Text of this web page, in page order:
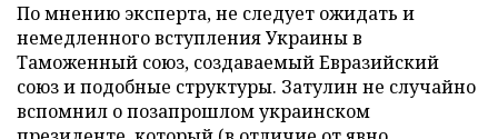
По мнению эксперта, не следует ожидать и
немедленного вступления Украины в
Таможенный союз, создаваемый Евразийский
союз и подобные структуры. Затулин не случайно
вспомнил о позапрошлом украинском